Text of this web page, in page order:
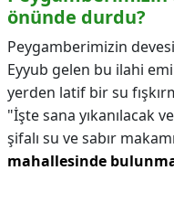
önünde durdu?
Peygamberimizin
Eyyub gelen bu ilahi
yerden latif bir su
"İşte sana yıkanılacak
şifalı su ve sabır makamı
mahallesinde